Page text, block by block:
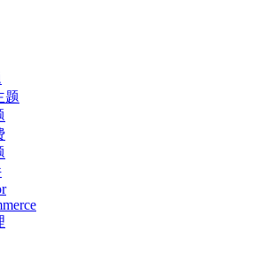
题